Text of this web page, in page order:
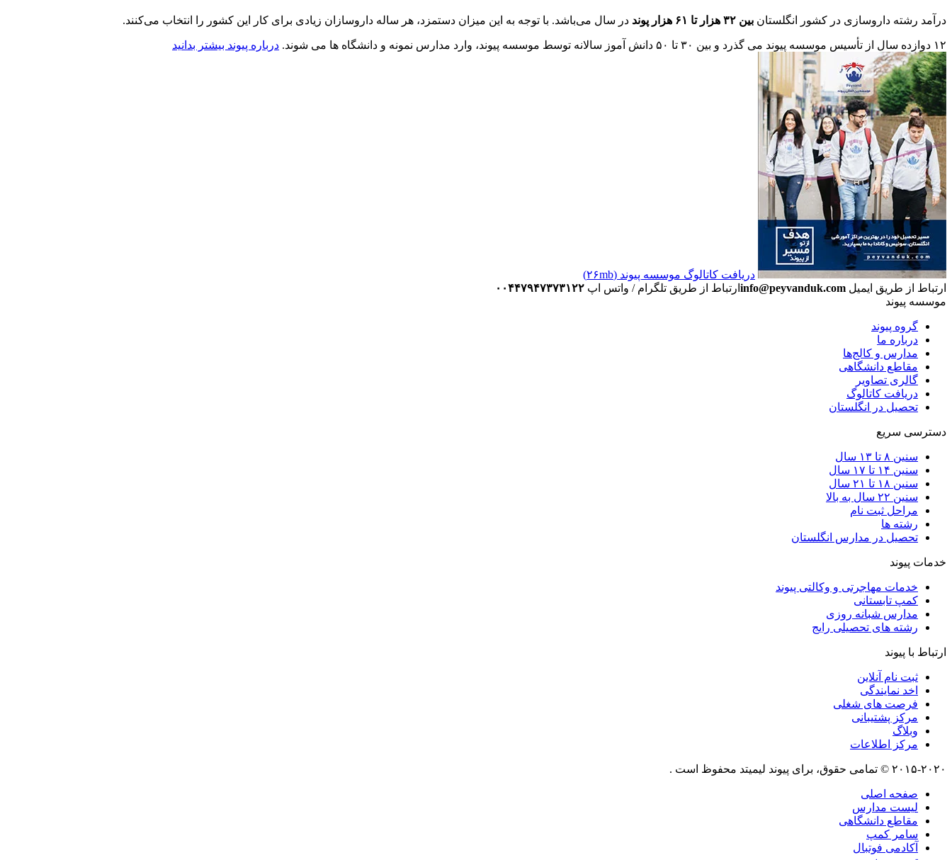
درآمد رشته داروسازی در کشور انگلستان بین ۳۲ هزار تا ۶۱ هزار پوند در سال می‌باشد. با توجه به این میزان دستمزد، هر ساله داروسازان زیادی برای کار این کشور را انتخاب می‌کنند.
۱۲ دوازده سال از تأسیس موسسه پیوند می گذرد و بین ۳۰ تا ۵۰ دانش آموز سالانه توسط موسسه پیوند، وارد مدارس نمونه و دانشگاه ها می شوند. درباره پیوند بیشتر بدانید
دریافت کاتالوگ موسسه پیوند (۲۶mb)
ارتباط از طریق ایمیل info@peyvanduk.com ارتباط از طریق تلگرام / واتس اپ ۰۰۴۴۷۹۴۷۳۷۳۱۲۲
موسسه پیوند
گروه پیوند
درباره ما
مدارس و کالج‌ها
مقاطع دانشگاهی
گالری تصاویر
دریافت کاتالوگ
تحصیل در انگلستان
دسترسی سریع
سنین ۸ تا ۱۳ سال
سنین ۱۴ تا ۱۷ سال
سنین ۱۸ تا ۲۱ سال
سنین ۲۲ سال به بالا
مراحل ثبت نام
رشته ها
تحصیل در مدارس انگلستان
خدمات پیوند
خدمات مهاجرتی و وکالتی پیوند
کمپ تابستانی
مدارس شبانه روزی
رشته های تحصیلی رایج
ارتباط با پیوند
ثبت نام آنلاین
اخد نمایندگی
فرصت های شغلی
مرکز پشتیبانی
وبلاگ
مرکز اطلاعات
۲۰۱۵-۲۰۲۰ © تمامی حقوق، برای پیوند لیمیتد محفوظ است .
صفحه اصلی
لیست مدارس
مقاطع دانشگاهی
سامر کمپ
آکادمی فوتبال